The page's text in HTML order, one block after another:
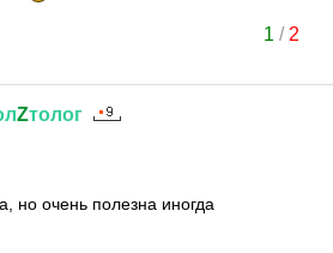
1 / 2
Zтолог
но очень полезна иногда